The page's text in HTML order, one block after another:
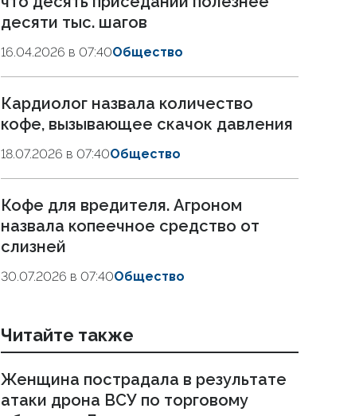
десяти тыс. шагов
16.04.2026 в 07:40Общество
Кардиолог назвала количество
кофе, вызывающее скачок давления
18.07.2026 в 07:40Общество
Кофе для вредителя. Агроном
назвала копеечное средство от
слизней
30.07.2026 в 07:40Общество
Читайте также
Женщина пострадала в результате
атаки дрона ВСУ по торговому